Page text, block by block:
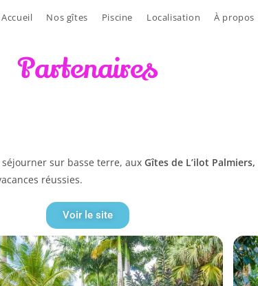
Accueil Nos gîtes Piscine Localisation À propos
Partenaires
sur basse terre, auxGîtes de L’ilot Palmiers,
réussies.
Voir le site